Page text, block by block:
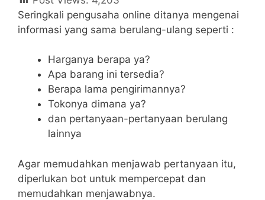
Seringkali pengusaha online ditanya mengenai
informasi yang sama berulang-ulang seperti :
Harganya berapa ya?
Apa barang ini tersedia?
Berapa lama pengirimannya?
Tokonya dimana ya?
dan pertanyaan-pertanyaan berulang
lainnya
Agar memudahkan menjawab pertanyaan itu,
diperlukan bot untuk mempercepat dan
memudahkan menjawabnya.